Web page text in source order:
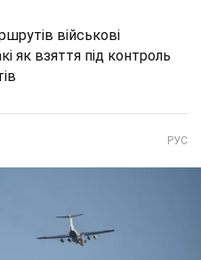
військові
як взяття під контроль
РУС